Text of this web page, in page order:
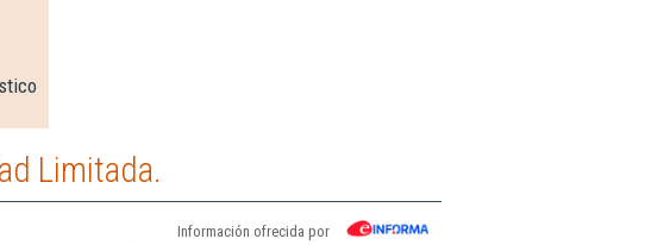
Limitada.
Información ofrecida por